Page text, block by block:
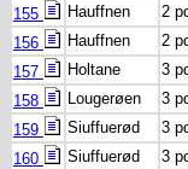
155
Hauffnen 2
156
Hauffnen 2
157
Holtane 3
158
Lougerøen 3
159
Siuffuerød 3
160
Siuffuerød 3